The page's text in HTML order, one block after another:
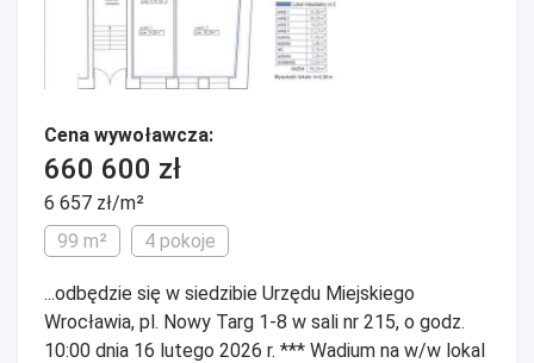
Cena wywoławcza:
660 600 zł
6 657 zł/m²
99 m²
4 pokoje
...odbędzie się w siedzibie Urzędu Miejskiego
Wrocławia, pl. Nowy Targ 1-8 w sali nr 215, o godz.
10:00 dnia 16 lutego 2026 r. *** Wadium na w/w lokal